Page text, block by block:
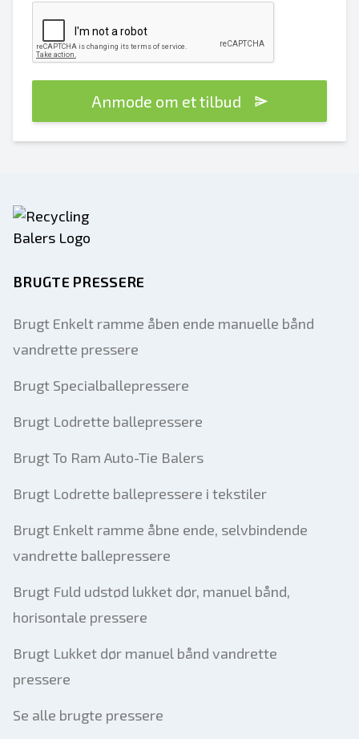
Anmode om et tilbud
BRUGTE PRESSERE
Brugt Enkelt ramme åben ende manuelle bånd
vandrette pressere
Brugt Specialballepressere
Brugt Lodrette ballepressere
Brugt To Ram Auto-Tie Balers
Brugt Lodrette ballepressere i tekstiler
Brugt Enkelt ramme åbne ende, selvbindende
vandrette ballepressere
Brugt Fuld udstød lukket dør, manuel bånd,
horisontale pressere
Brugt Lukket dør manuel bånd vandrette
pressere
Se alle brugte pressere